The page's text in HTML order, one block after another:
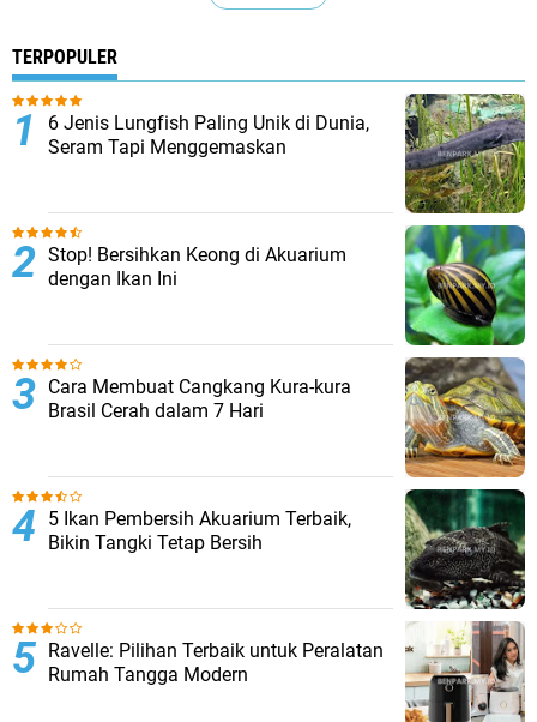
TERPOPULER
6 Jenis Lungfish Paling Unik di Dunia,
Seram Tapi Menggemaskan
Stop! Bersihkan Keong di Akuarium
dengan Ikan Ini
Cara Membuat Cangkang Kura-kura
Brasil Cerah dalam 7 Hari
5 Ikan Pembersih Akuarium Terbaik,
Bikin Tangki Tetap Bersih
Ravelle: Pilihan Terbaik untuk Peralatan
Rumah Tangga Modern